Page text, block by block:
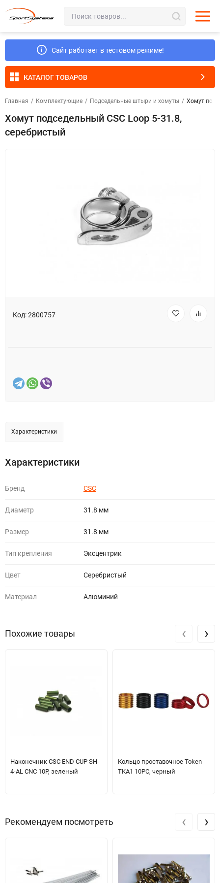
Сайт работает в тестовом режиме!
КАТАЛОГ ТОВАРОВ
Главная / Комплектующие / Подседельные штыри и хомуты / Хомут
Хомут подседельный CSC Loop 5-31.8,
серебристый
Код:2800757
Характеристики
Характеристики
Бренд CSC
Диаметр 31.8 мм
Размер 31.8 мм
Тип крепления Эксцентрик
Цвет Серебристый
Материал Алюминий
Похожие товары
Наконечник CSC END CUP SH-
4-AL CNC 10P, зеленый
Кольцо проставочное Token
TKA1 10PC, черный
‹ ›
Рекомендуем посмотреть ‹ ›